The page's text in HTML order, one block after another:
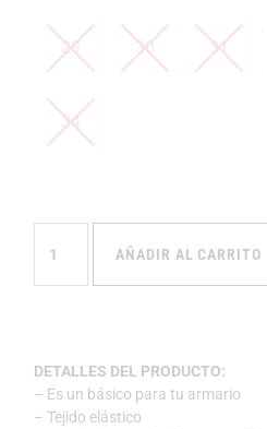
29 30 31
34
AÑADIR AL CARRITO
DETALLES DEL PRODUCTO:
– Es un básico para tu armario
– Tejido elástico